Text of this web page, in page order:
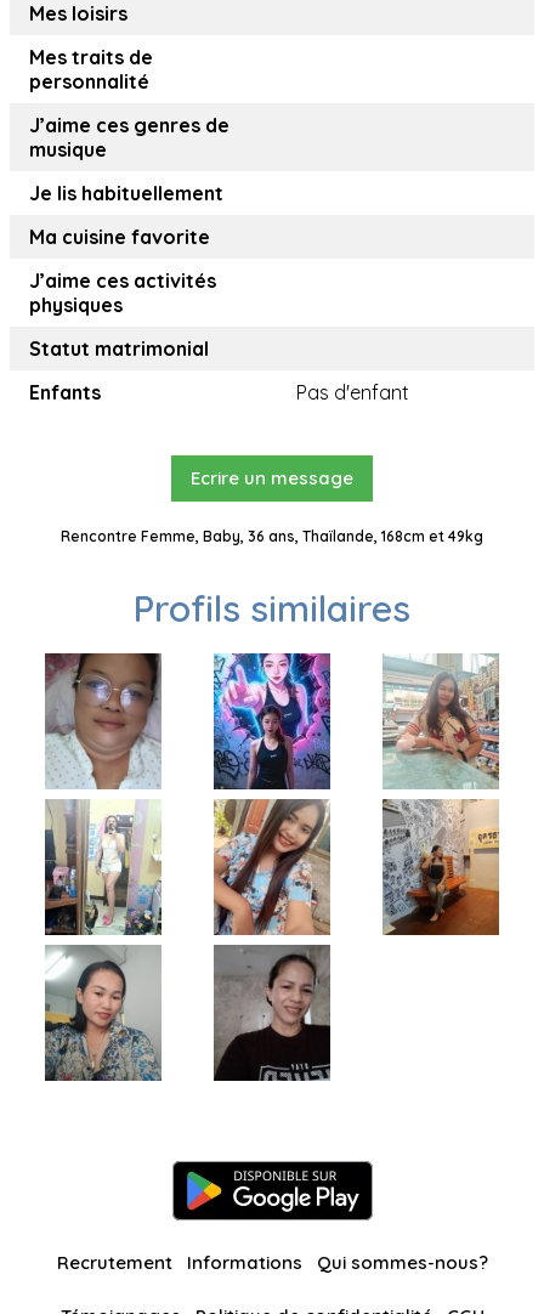
Mes loisirs
Mes traits de
personnalité
J’aime ces genres de
musique
Je lis habituellement
Ma cuisine favorite
J’aime ces activités
physiques
Statut matrimonial
Enfants
Pas d'enfant
Ecrire un message
Rencontre Femme, Baby, 36 ans, Thaïlande, 168cm et 49kg
Profils similaires
Recrutement Informations Qui sommes-nous?